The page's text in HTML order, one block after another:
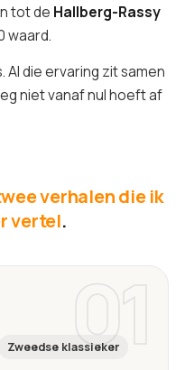
tot de Hallberg-Rassy
waard.
die ervaring zit samen
niet vanaf nul hoeft af
verhalen die ik
vertel.
01
Zweedse klassieker